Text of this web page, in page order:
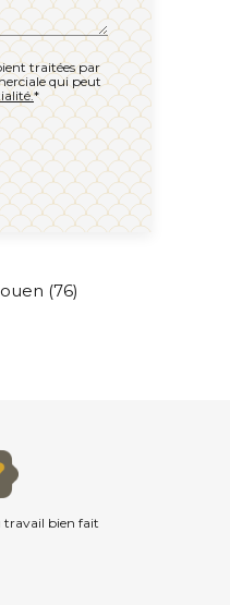
traitées par
qui peut
*
(76)
travail bien fait